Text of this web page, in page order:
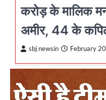
करोड़ के मालिक
अमीर, 44 के
sbj newsin February